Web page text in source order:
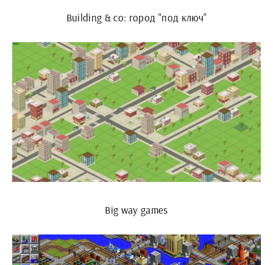
Building & co: город "под ключ"
Big way games